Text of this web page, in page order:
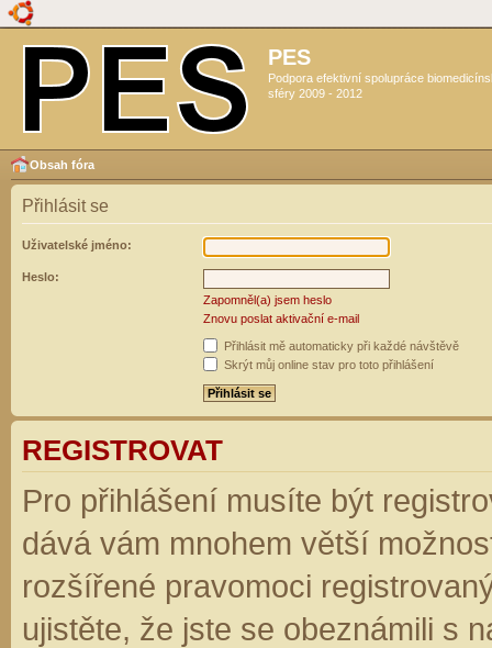
PES
Podpora efektivní spolupráce
sféry 2009 - 2012
Obsah fóra
Přihlásit se
Uživatelské jméno:
Heslo:
Zapomněl(a) jsem heslo
Znovu poslat aktivační e-mail
Přihlásit mě automaticky při každé návštěvě
Skrýt můj online stav pro toto přihlášení
REGISTROVAT
Pro přihlášení musíte být
dává vám mnohem větší
rozšířené pravomoci
ujistěte, že jste se obeznámili s